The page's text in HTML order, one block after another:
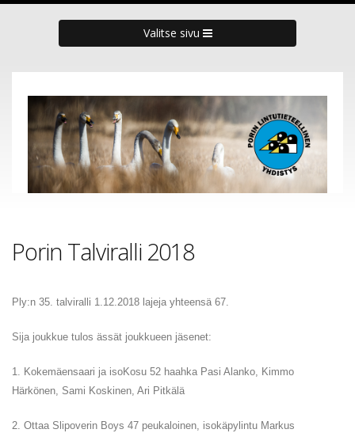
Valitse sivu
Porin Talviralli 2018
Ply:n 35. talviralli 1.12.2018 lajeja yhteensä 67.
Sija joukkue tulos ässät joukkueen jäsenet:
1. Kokemäensaari ja isoKosu 52 haahka Pasi Alanko, Kimmo
Härkönen, Sami Koskinen, Ari Pitkälä
2. Ottaa Slipoverin Boys 47 peukaloinen, isokäpylintu Markus